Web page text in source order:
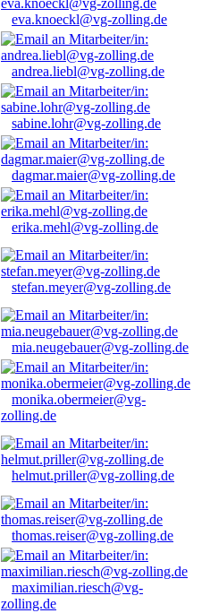
eva.knoeckl@vg-zolling.de
andrea.liebl@vg-zolling.de
sabine.lohr@vg-zolling.de
dagmar.maier@vg-zolling.de
erika.mehl@vg-zolling.de
stefan.meyer@vg-zolling.de
mia.neugebauer@vg-zolling.de
monika.obermeier@vg-
zolling.de
helmut.priller@vg-zolling.de
thomas.reiser@vg-zolling.de
maximilian.riesch@vg-
zolling.de